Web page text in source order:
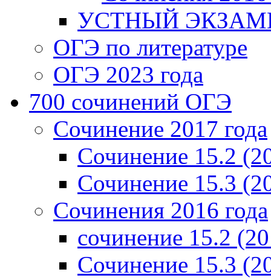
УСТНЫЙ
ОГЭ по литературе
ОГЭ 2023 года
700 cочинений ОГЭ
Сочинение 2017 года
Сочинение 15.2
Сочинение 15.3
Сочинения 2016 года
сочинение 15.2
Сочинение 15.3